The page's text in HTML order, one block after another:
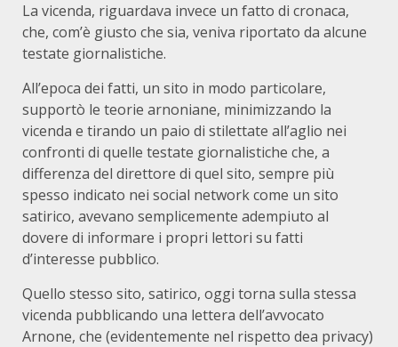
La vicenda, riguardava invece un fatto di cronaca,
che, com’è giusto che sia, veniva riportato da alcune
testate giornalistiche.
All’epoca dei fatti, un sito in modo particolare,
supportò le teorie arnoniane, minimizzando la
vicenda e tirando un paio di stilettate all’aglio nei
confronti di quelle testate giornalistiche che, a
differenza del direttore di quel sito, sempre più
spesso indicato nei social network come un sito
satirico, avevano semplicemente adempiuto al
dovere di informare i propri lettori su fatti
d’interesse pubblico.
Quello stesso sito, satirico, oggi torna sulla stessa
vicenda pubblicando una lettera dell’avvocato
Arnone, che (evidentemente nel rispetto dea privacy)